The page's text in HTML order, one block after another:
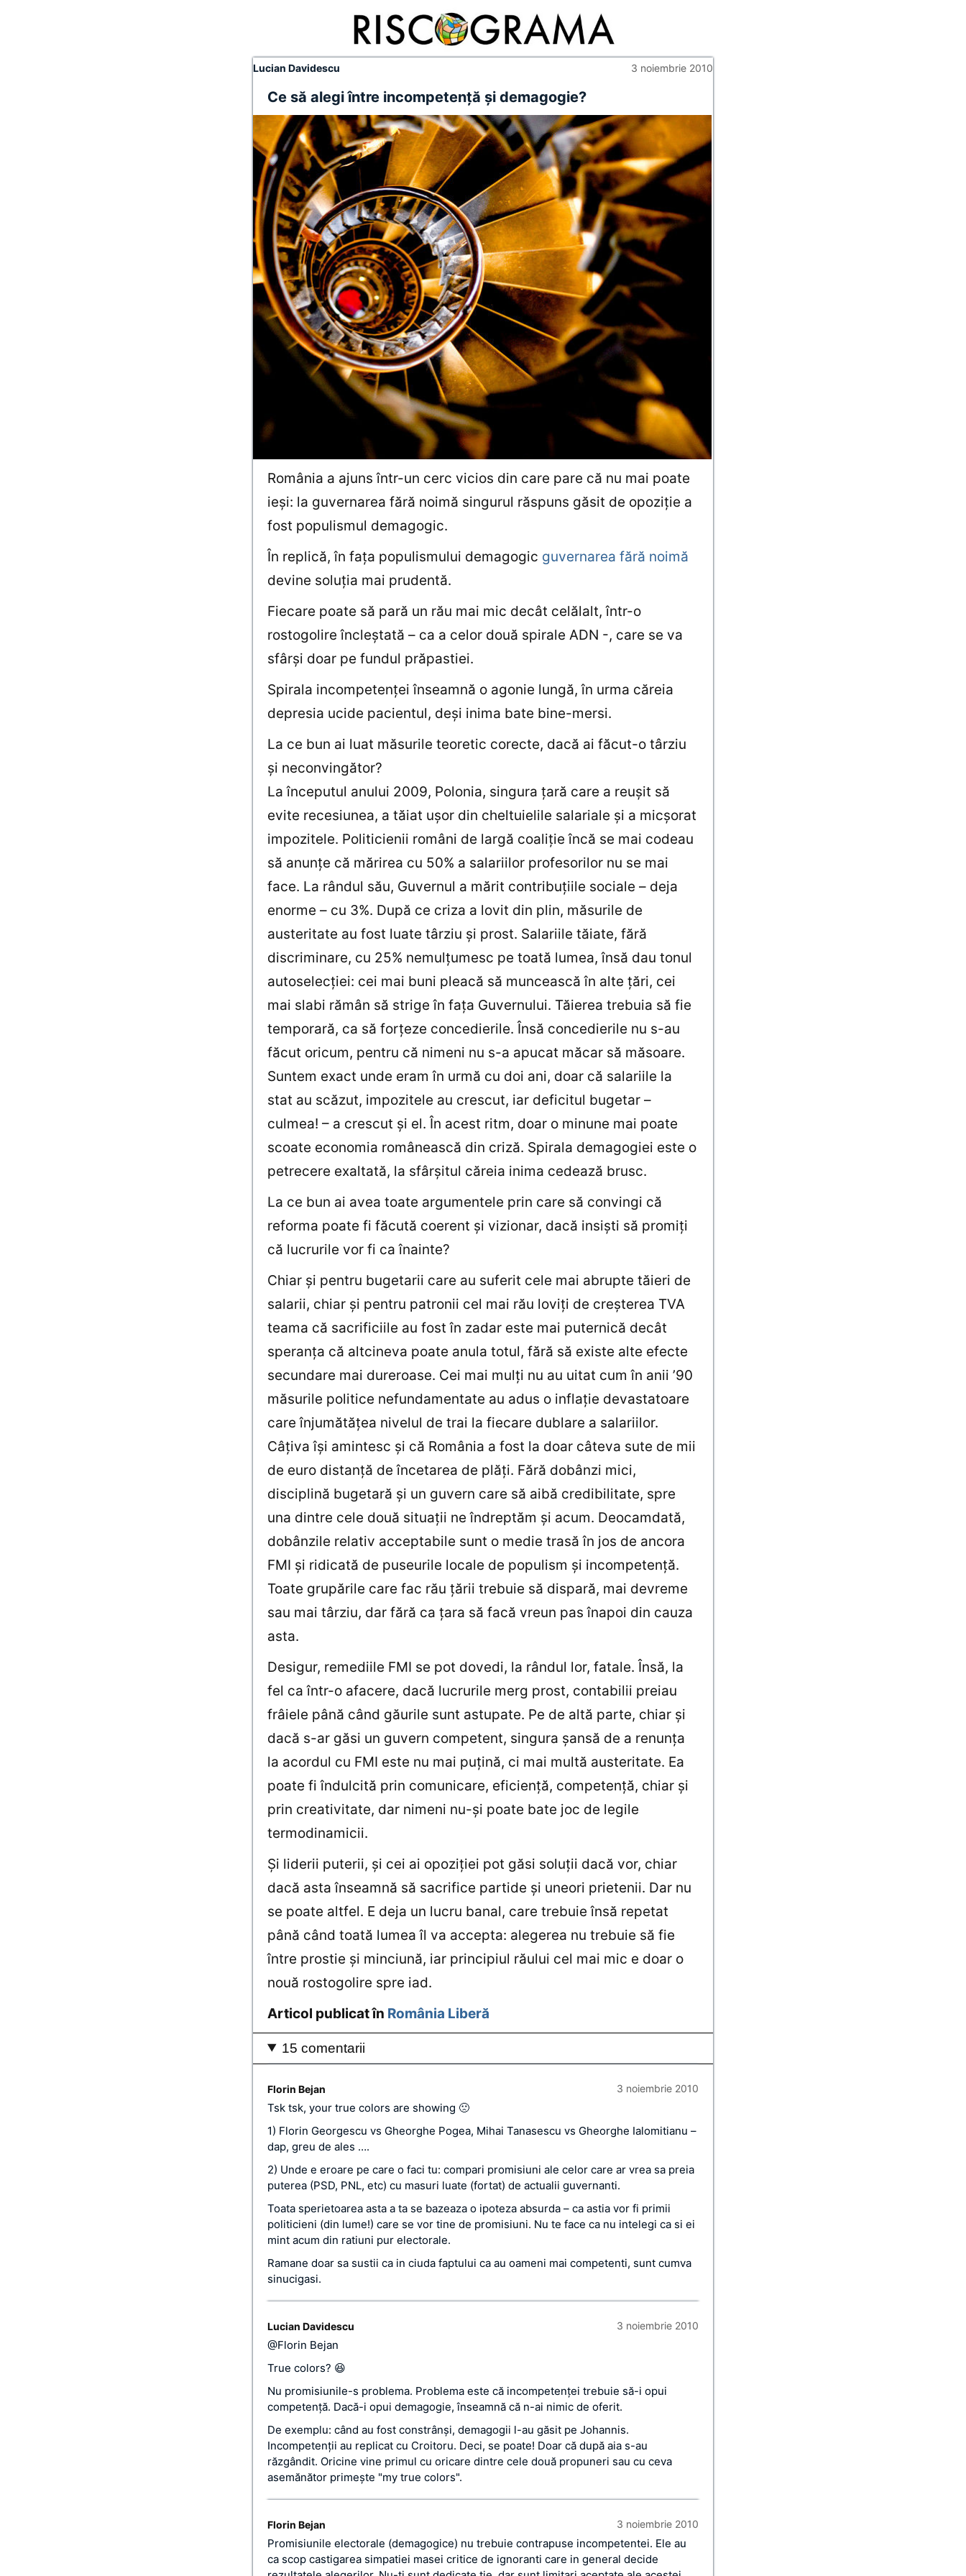
Lucian Davidescu 3 noiembrie 2010
Ce să alegi între incompetenţă şi demagogie?
România a ajuns într-un cerc vicios din care pare că nu mai poate
ieşi: la guvernarea fără noimă singurul răspuns găsit de opoziţie a
fost populismul demagogic.
În replică, în faţa populismului demagogic guvernarea fără noimă
devine soluţia mai prudentă.
Fiecare poate să pară un rău mai mic decât celălalt, într-o
rostogolire încleştată – ca a celor două spirale ADN -, care se va
sfârşi doar pe fundul prăpastiei.
Spirala incompetenţei înseamnă o agonie lungă, în urma căreia
depresia ucide pacientul, deşi inima bate bine-mersi.
La ce bun ai luat măsurile teoretic corecte, dacă ai făcut-o târziu
şi neconvingător?
La începutul anului 2009, Polonia, singura ţară care a reuşit să
evite recesiunea, a tăiat uşor din cheltuielile salariale şi a micşorat
impozitele. Politicienii români de largă coaliţie încă se mai codeau
să anunţe că mărirea cu 50% a salariilor profesorilor nu se mai
face. La rândul său, Guvernul a mărit contribuţiile sociale – deja
enorme – cu 3%. După ce criza a lovit din plin, măsurile de
austeritate au fost luate târziu şi prost. Salariile tăiate, fără
discriminare, cu 25% nemulţumesc pe toată lumea, însă dau tonul
autoselecţiei: cei mai buni pleacă să muncească în alte ţări, cei
mai slabi rămân să strige în faţa Guvernului. Tăierea trebuia să fie
temporară, ca să forţeze concedierile. Însă concedierile nu s-au
făcut oricum, pentru că nimeni nu s-a apucat măcar să măsoare.
Suntem exact unde eram în urmă cu doi ani, doar că salariile la
stat au scăzut, impozitele au crescut, iar deficitul bugetar –
culmea! – a crescut şi el. În acest ritm, doar o minune mai poate
scoate economia românească din criză. Spirala demagogiei este o
petrecere exaltată, la sfârşitul căreia inima cedează brusc.
La ce bun ai avea toate argumentele prin care să convingi că
reforma poate fi făcută coerent şi vizionar, dacă insişti să promiţi
că lucrurile vor fi ca înainte?
Chiar şi pentru bugetarii care au suferit cele mai abrupte tăieri de
salarii, chiar şi pentru patronii cel mai rău loviţi de creşterea TVA
teama că sacrificiile au fost în zadar este mai puternică decât
speranţa că altcineva poate anula totul, fără să existe alte efecte
secundare mai dureroase. Cei mai mulţi nu au uitat cum în anii ’90
măsurile politice nefundamentate au adus o inflaţie devastatoare
care înjumătăţea nivelul de trai la fiecare dublare a salariilor.
Câţiva îşi amintesc şi că România a fost la doar câteva sute de mii
de euro distanţă de încetarea de plăţi. Fără dobânzi mici,
disciplină bugetară şi un guvern care să aibă credibilitate, spre
una dintre cele două situaţii ne îndreptăm şi acum. Deocamdată,
dobânzile relativ acceptabile sunt o medie trasă în jos de ancora
FMI şi ridicată de puseurile locale de populism şi incompetenţă.
Toate grupările care fac rău ţării trebuie să dispară, mai devreme
sau mai târziu, dar fără ca ţara să facă vreun pas înapoi din cauza
asta.
Desigur, remediile FMI se pot dovedi, la rândul lor, fatale. Însă, la
fel ca într-o afacere, dacă lucrurile merg prost, contabilii preiau
frâiele până când găurile sunt astupate. Pe de altă parte, chiar şi
dacă s-ar găsi un guvern competent, singura şansă de a renunţa
la acordul cu FMI este nu mai puţină, ci mai multă austeritate. Ea
poate fi îndulcită prin comunicare, eficienţă, competenţă, chiar şi
prin creativitate, dar nimeni nu-şi poate bate joc de legile
termodinamicii.
Şi liderii puterii, şi cei ai opoziţiei pot găsi soluţii dacă vor, chiar
dacă asta înseamnă să sacrifice partide şi uneori prietenii. Dar nu
se poate altfel. E deja un lucru banal, care trebuie însă repetat
până când toată lumea îl va accepta: alegerea nu trebuie să fie
între prostie şi minciună, iar principiul răului cel mai mic e doar o
nouă rostogolire spre iad.
Articol publicat în România Liberă
15 comentarii
Florin Bejan 3 noiembrie 2010
Tsk tsk, your true colors are showing 🙁
1) Florin Georgescu vs Gheorghe Pogea, Mihai Tanasescu vs Gheorghe Ialomitianu –
dap, greu de ales ….
2) Unde e eroare pe care o faci tu: compari promisiuni ale celor care ar vrea sa preia
puterea (PSD, PNL, etc) cu masuri luate (fortat) de actualii guvernanti.
Toata sperietoarea asta a ta se bazeaza o ipoteza absurda – ca astia vor fi primii
politicieni (din lume!) care se vor tine de promisiuni. Nu te face ca nu intelegi ca si ei
mint acum din ratiuni pur electorale.
Ramane doar sa sustii ca in ciuda faptului ca au oameni mai competenti, sunt cumva
sinucigasi.
Lucian Davidescu 3 noiembrie 2010
@Florin Bejan
True colors? 😆
Nu promisiunile-s problema. Problema este că incompetenţei trebuie să-i opui
competenţă. Dacă-i opui demagogie, înseamnă că n-ai nimic de oferit.
De exemplu: când au fost constrânşi, demagogii l-au găsit pe Johannis.
Incompetenţii au replicat cu Croitoru. Deci, se poate! Doar că după aia s-au
răzgândit. Oricine vine primul cu oricare dintre cele două propuneri sau cu ceva
asemănător primeşte "my true colors".
Florin Bejan 3 noiembrie 2010
Promisiunile electorale (demagogice) nu trebuie contrapuse incompetentei. Ele au
ca scop castigarea simpatiei masei critice de ignoranti care in general decide